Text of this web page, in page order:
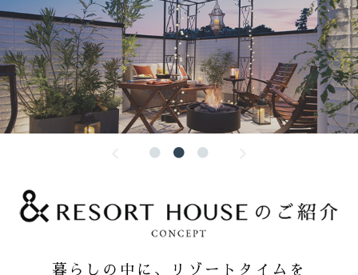
暮らしの中に、リゾートタイムを